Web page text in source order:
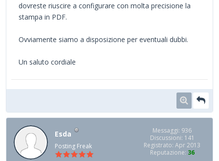
dovreste riuscire a configurare con molta precisione la
stampa in PDF.
Ovviamente siamo a disposizione per eventuali dubbi.
Un saluto cordiale
Esda
Posting Freak
Messaggi: 936
Discussioni: 141
Registrato: Apr 2013
Reputazione: 36